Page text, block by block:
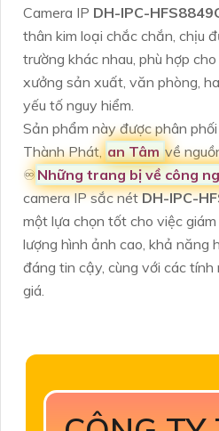
Camera IP DH-IPC-
thân kim loại chắc chắn, chịu
trường khác nhau, phù hợp
xưởng sản xuất, văn phòng,
yếu tố nguy hiểm.
Sản phẩm này được phân
Thành Phát,an Tâmvề
♾ Những trang bị về công
camera IP sắc nétDH-IPC-
một lựa chọn tốt cho việc
lượng hình ảnh cao, khả năng
đáng tin cậy, cùng với các
giá.